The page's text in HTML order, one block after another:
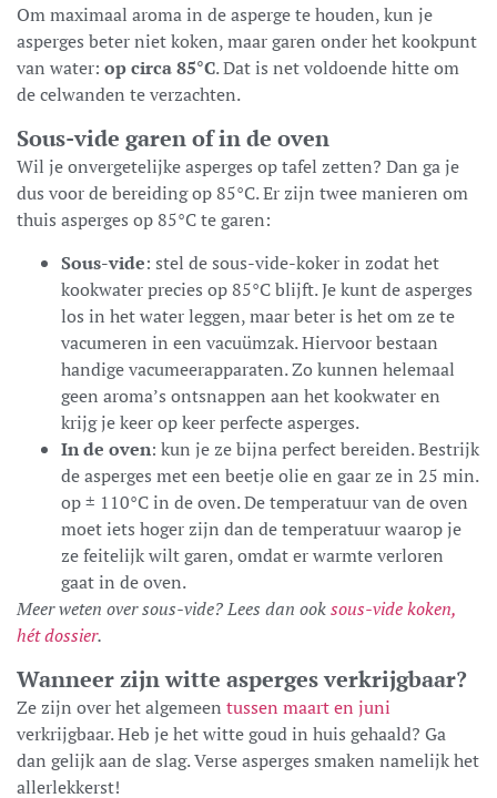
Om maximaal aroma in de asperge te houden, kun je
asperges beter niet koken, maar garen onder het kookpunt
van water: op circa 85°C. Dat is net voldoende hitte om
de celwanden te verzachten.
Sous-vide garen of in de oven
Wil je onvergetelijke asperges op tafel zetten? Dan ga je
dus voor de bereiding op 85°C. Er zijn twee manieren om
thuis asperges op 85°C te garen:
Sous-vide: stel de sous-vide-koker in zodat het
kookwater precies op 85°C blijft. Je kunt de asperges
los in het water leggen, maar beter is het om ze te
vacumeren in een vacuümzak. Hiervoor bestaan
handige vacumeerapparaten. Zo kunnen helemaal
geen aroma’s ontsnappen aan het kookwater en
krijg je keer op keer perfecte asperges.
In de oven: kun je ze bijna perfect bereiden. Bestrijk
de asperges met een beetje olie en gaar ze in 25 min.
op ± 110°C in de oven. De temperatuur van de oven
moet iets hoger zijn dan de temperatuur waarop je
ze feitelijk wilt garen, omdat er warmte verloren
gaat in de oven.
Meer weten over sous-vide? Lees dan ooksous-vide koken,
hét dossier.
Wanneer zijn witte asperges verkrijgbaar?
Ze zijn over het algemeen tussen maart en juni
verkrijgbaar. Heb je het witte goud in huis gehaald? Ga
dan gelijk aan de slag. Verse asperges smaken namelijk het
allerlekkerst!